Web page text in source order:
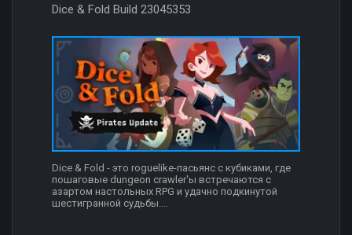
Dice & Fold Build 23045353
Dice & Fold - это roguelike-пасьянс с кубиками, где
пошаговые dungeon crawler'ы встречаются с
азартом настольных RPG и удачно подкинутой
шестигранной судьбы....